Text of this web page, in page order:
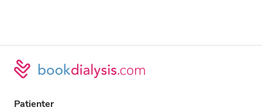
Patienter